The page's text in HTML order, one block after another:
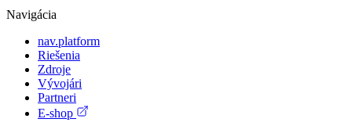
Navigácia
nav.platform
Riešenia
Zdroje
Vývojári
Partneri
E-shop